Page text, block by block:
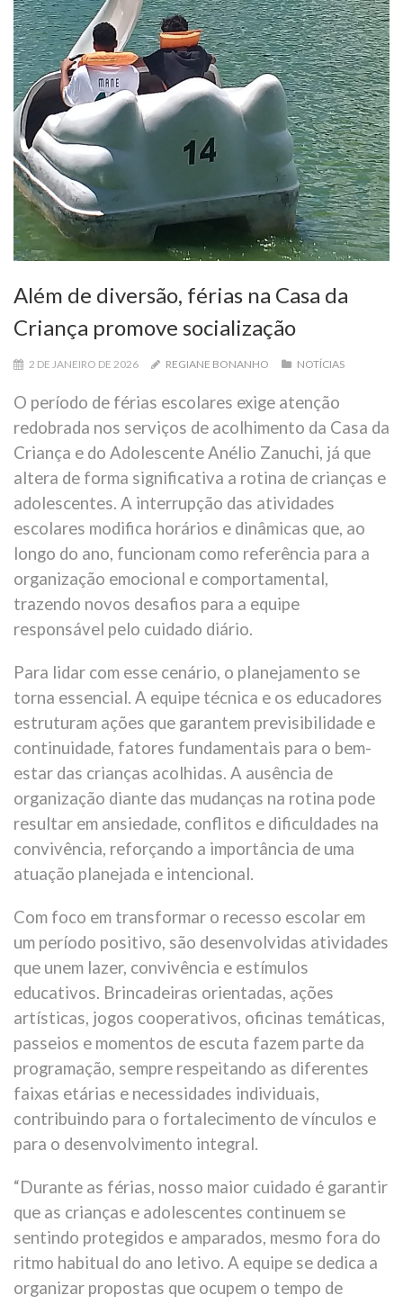
Além de diversão, férias na Casa da
Criança promove socialização
2 DE JANEIRO DE 2026 REGIANE BONANHO NOTÍCIAS
O período de férias escolares exige atenção
redobrada nos serviços de acolhimento da Casa da
Criança e do Adolescente Anélio Zanuchi, já que
altera de forma significativa a rotina de crianças e
adolescentes. A interrupção das atividades
escolares modifica horários e dinâmicas que, ao
longo do ano, funcionam como referência para a
organização emocional e comportamental,
trazendo novos desafios para a equipe
responsável pelo cuidado diário.
Para lidar com esse cenário, o planejamento se
torna essencial. A equipe técnica e os educadores
estruturam ações que garantem previsibilidade e
continuidade, fatores fundamentais para o bem-
estar das crianças acolhidas. A ausência de
organização diante das mudanças na rotina pode
resultar em ansiedade, conflitos e dificuldades na
convivência, reforçando a importância de uma
atuação planejada e intencional.
Com foco em transformar o recesso escolar em
um período positivo, são desenvolvidas atividades
que unem lazer, convivência e estímulos
educativos. Brincadeiras orientadas, ações
artísticas, jogos cooperativos, oficinas temáticas,
passeios e momentos de escuta fazem parte da
programação, sempre respeitando as diferentes
faixas etárias e necessidades individuais,
contribuindo para o fortalecimento de vínculos e
para o desenvolvimento integral.
“Durante as férias, nosso maior cuidado é garantir
que as crianças e adolescentes continuem se
sentindo protegidos e amparados, mesmo fora do
ritmo habitual do ano letivo. A equipe se dedica a
organizar propostas que ocupem o tempo de